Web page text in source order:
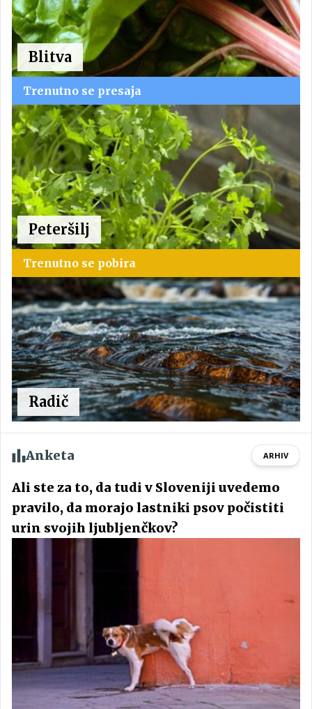
Blitva
Trenutno se presaja
Peteršilj
Trenutno se pobira
Radič
Anketa ARHIV
Ali ste za to, da tudi v Sloveniji uvedemo
pravilo, da morajo lastniki psov počistiti
urin svojih ljubljenčkov?